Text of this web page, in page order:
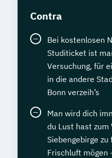
Contra
Bei kostenlosen
Studiticket ist
Versuchung, für
in die andere
Bonn verzeih’s
Man wird dich
du Lust hast zum
Siebengebirge
Frischluft mögen